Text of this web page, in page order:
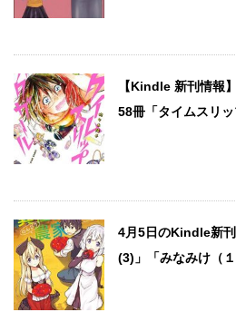
【Kindle 新刊情報
58冊「タイムスリ
4月5日のKindle新
(3)」「みなみけ（